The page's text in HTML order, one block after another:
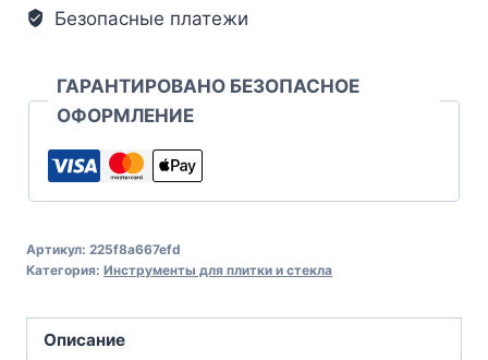
Безопасные платежи
ГАРАНТИРОВАНО БЕЗОПАСНОЕ
ОФОРМЛЕНИЕ
Артикул: 225f8a667efd
Категория: Инструменты для плитки и стекла
Описание